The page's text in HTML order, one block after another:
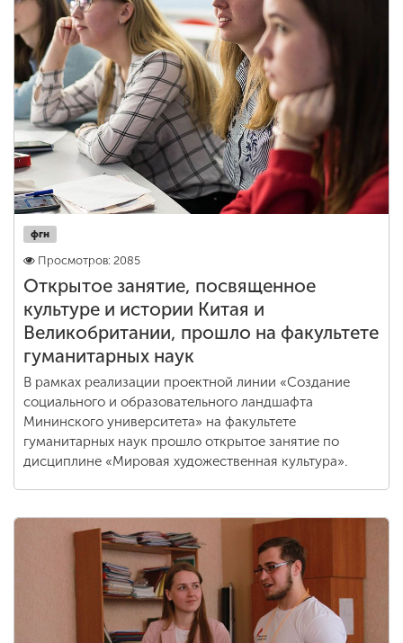
фгн
Просмотров: 2085
Открытое занятие, посвященное
культуре и истории Китая и
Великобритании, прошло на факультете
гуманитарных наук
В рамках реализации проектной линии «Создание
социального и образовательного ландшафта
Мининского университета» на факультете
гуманитарных наук прошло открытое занятие по
дисциплине «Мировая художественная культура».